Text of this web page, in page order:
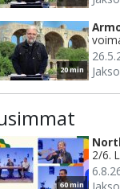
20 min
60 min
2/6.